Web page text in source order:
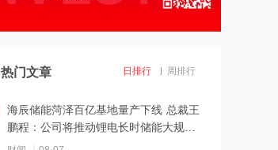
北京：非京籍家庭购房社保个税缴纳年
限下调为一年
概率仍超80%
21:23
热门文章 日排行 周排行
海辰储能菏泽百亿基地量产下线 总裁王
鹏程：公司将推动锂电长时储能大规模
交付